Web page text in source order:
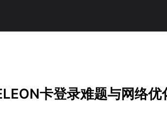
卡登录难题与网络优